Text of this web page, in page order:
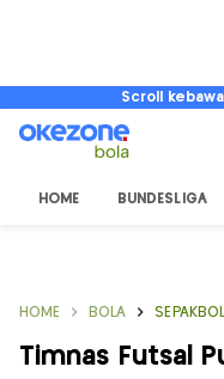
Scroll
HOME BUNDESLIGA
HOME BOLA
Timnas Futsal